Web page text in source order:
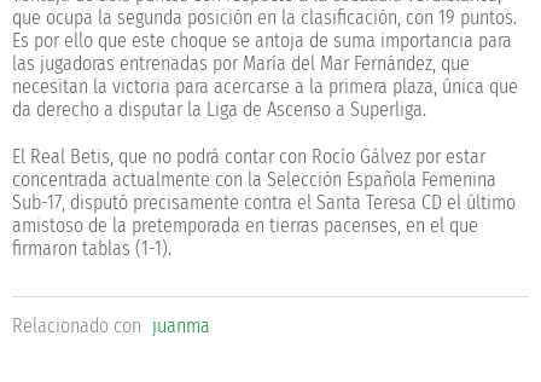
que ocupa la segunda posición en la clasificación, con 19 puntos.
Es por ello que este choque se antoja de suma importancia para
las jugadoras entrenadas por María del Mar Fernández, que
necesitan la victoria para acercarse a la primera plaza, única que
da derecho a disputar la Liga de Ascenso a Superliga.
El Real Betis, que no podrá contar con Rocío Gálvez por estar
concentrada actualmente con la Selección Española Femenina
Sub-17, disputó precisamente contra el Santa Teresa CD el último
amistoso de la pretemporada en tierras pacenses, en el que
firmaron tablas (1-1).
Relacionado con juanma